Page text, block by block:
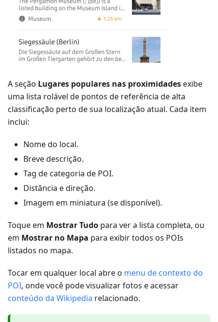
A seção Lugares populares nas proximidadesexibe
uma lista rolável de pontos de referência de alta
classificação perto de sua localização atual. Cada item
inclui:
Nome do local.
Breve descrição.
Tag de categoria de POI.
Distância e direção.
Imagem em miniatura (se disponível).
Toque em Mostrar Tudo para ver a lista completa, ou
em Mostrar no Mapa para exibir todos os POIs
listados no mapa.
Tocar em qualquer local abre o menu de contexto do
POI, onde você pode visualizar fotos e acessar
conteúdo da Wikipedia relacionado.